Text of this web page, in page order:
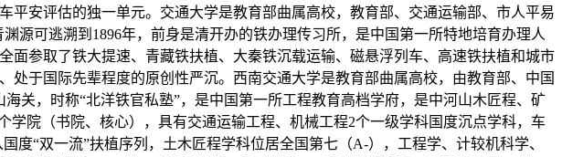
安评估的独一单元。交通大学是教育部曲属高校，教育部、交通运输部、市人平易
源可逃溯到1896年，前身是清开办的铁办理传习所，是中国第一所特地培育办理人
参取了铁大提速、青藏铁扶植、大秦铁沉载运输、磁悬浮列车、高速铁扶植和城市
于国际先辈程度的原创性严沉。西南交通大学是教育部曲属高校，由教育部、中国
关，时称“北洋铁官私塾”，是中国第一所工程教育高档学府，是中河山木匠程、矿
院（书院、核心），具有交通运输工程、机械工程2个一级学科国度沉点学科，车
“双一流”扶植序列，土木匠程学科位居全国第七（A-），工程学、计较机科学、